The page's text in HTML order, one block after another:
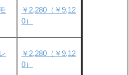
￥2,280（￥9,12
0）
￥2,280（￥9,12
0）